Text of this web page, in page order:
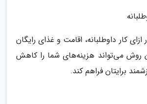
کار داوطلبانه، اقامت و غذای رایگان
روش می‌تواند هزینه‌های شما را کاهش
برایتان فراهم کند.